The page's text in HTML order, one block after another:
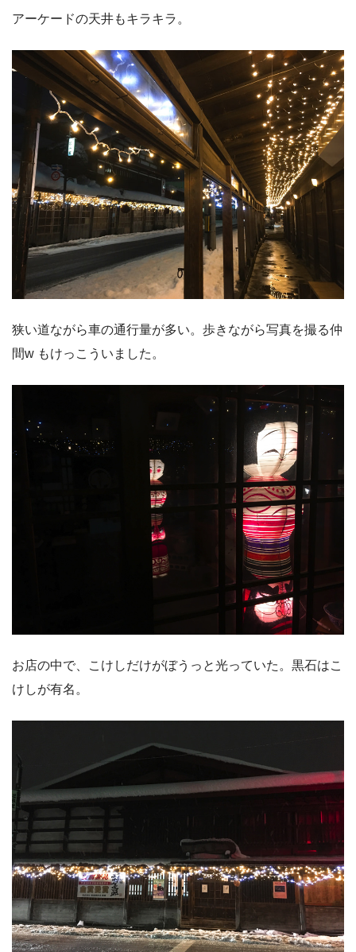
アーケードの天井もキラキラ。
狭い道ながら車の通行量が多い。歩きながら写真を撮る仲
間w もけっこういました。
お店の中で、こけしだけがぼうっと光っていた。黒石はこ
けしが有名。